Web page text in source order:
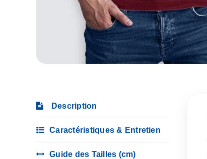
Description
Caractéristiques & Entretien
Guide des Tailles (cm)